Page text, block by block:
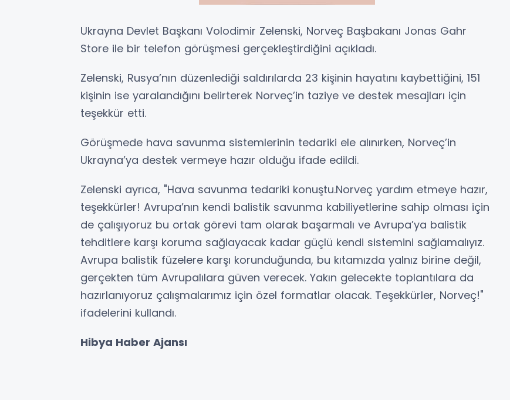
Ukrayna Devlet Başkanı Volodimir Zelenski, Norveç Başbakanı Jonas Gahr
Store ile bir telefon görüşmesi gerçekleştirdiğini açıkladı.
Zelenski, Rusya’nın düzenlediği saldırılarda 23 kişinin hayatını kaybettiğini, 151
kişinin ise yaralandığını belirterek Norveç’in taziye ve destek mesajları için
teşekkür etti.
Görüşmede hava savunma sistemlerinin tedariki ele alınırken, Norveç’in
Ukrayna’ya destek vermeye hazır olduğu ifade edildi.
Zelenski ayrıca, "Hava savunma tedariki konuştu.Norveç yardım etmeye hazır,
teşekkürler! Avrupa’nın kendi balistik savunma kabiliyetlerine sahip olması için
de çalışıyoruz bu ortak görevi tam olarak başarmalı ve Avrupa’ya balistik
tehditlere karşı koruma sağlayacak kadar güçlü kendi sistemini sağlamalıyız.
Avrupa balistik füzelere karşı korunduğunda, bu kıtamızda yalnız birine değil,
gerçekten tüm Avrupalılara güven verecek. Yakın gelecekte toplantılara da
hazırlanıyoruz çalışmalarımız için özel formatlar olacak. Teşekkürler, Norveç!"
ifadelerini kullandı.
Hibya Haber Ajansı